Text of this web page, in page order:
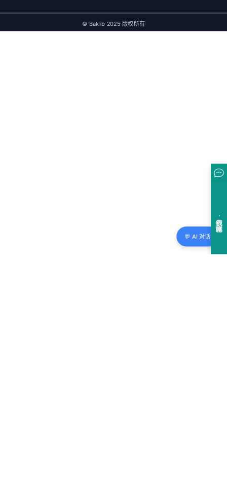
© Baklib 2025 版权所有
💬 AI 对话